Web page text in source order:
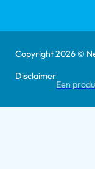
Copyright 2026 ©
Disclaimer
Een